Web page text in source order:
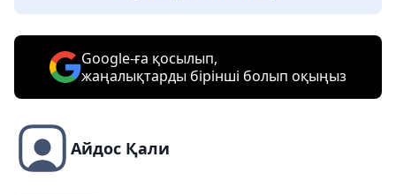
Google-ға қосылып,
жаңалықтарды бірінші болып оқыңыз
Айдос Қали